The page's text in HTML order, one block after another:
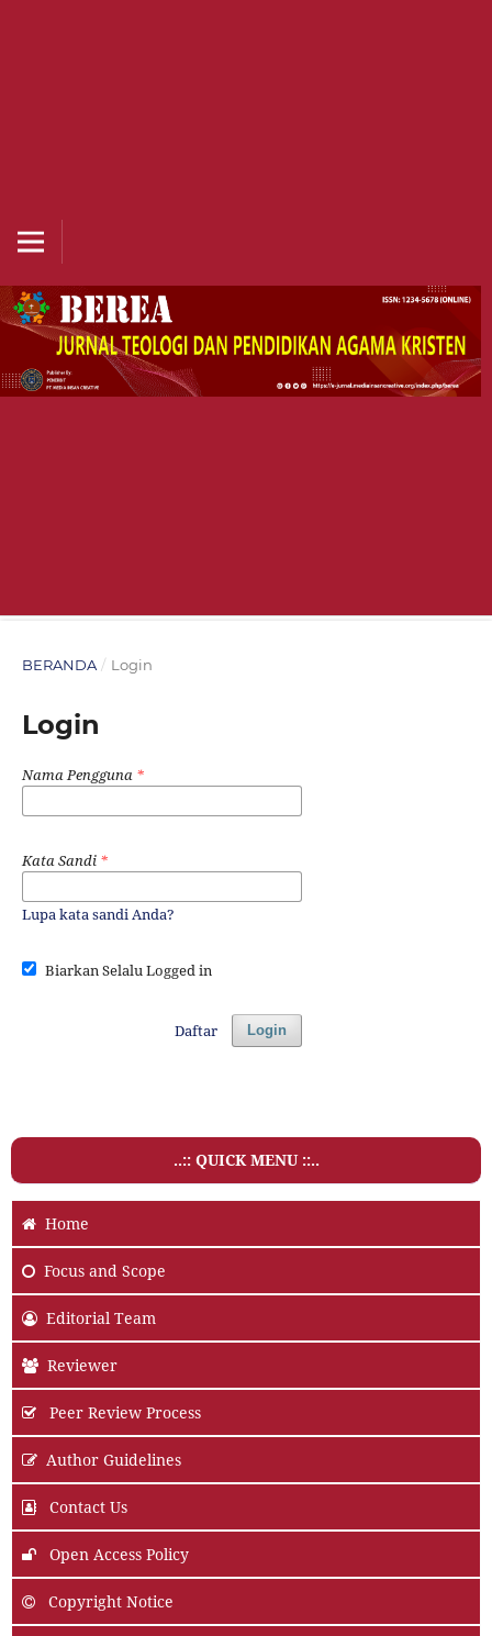
BERANDA / Login
Login
Nama Pengguna *
Kata Sandi *
Lupa kata sandi Anda?
Biarkan Selalu Logged in
Login
Daftar
..:: QUICK MENU ::..
Home
Focus and Scope
Editorial Team
Reviewer
Peer Review Process
Author Guidelines
Contact Us
Open Access Policy
Copyright Notice